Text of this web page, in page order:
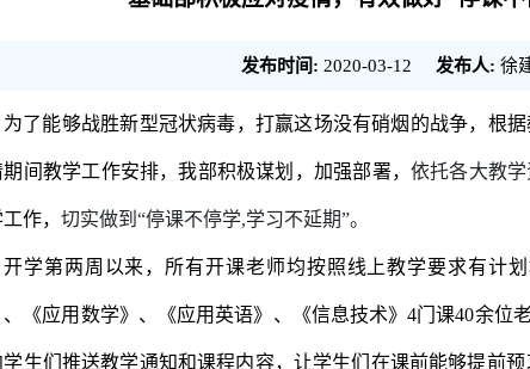
发布时间: 2020-03-12 发布人: 徐
为了能够战胜新型冠状病毒，打赢这场没有硝烟的战争，根
间教学工作安排，我部积极谋划，加强部署， 依托各大教
作， 切实做到 “停课不停学,学习不延期”。
开学第两周以来，所有开课老师均按照线上教学要求有计
《应用数学》、《应用英语》、《信息技术》4门课40余位
生们推送教学通知和课程内容，让学生们在课前能够提前